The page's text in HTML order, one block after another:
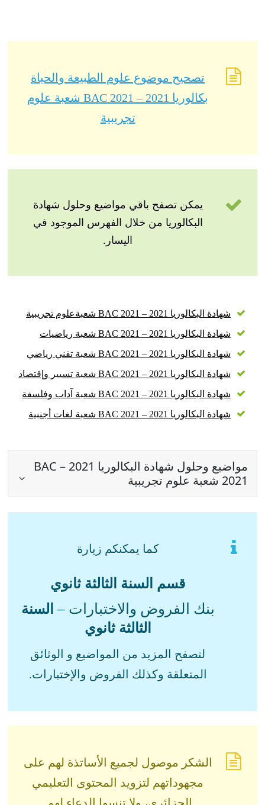
تصحيح موضوع علوم الطبيعة والحياة
بكالوريا 2021 – BAC 2021 شعبة علوم
تجريبية
يمكن تصفح باقي مواضيع وحلول شهادة
البكالوريا من خلال الفهرس الموجود في
اليسار.
شهادة البكالوريا 2021 – BAC 2021 شعبةعلوم تجريبية
شهادة البكالوريا 2021 – BAC 2021 شعبة رياضيات
شهادة البكالوريا 2021 – BAC 2021 شعبة تقني رياضي
شهادة البكالوريا 2021 – BAC 2021 شعبة تسيير وإقتصاد
شهادة البكالوريا 2021 – BAC 2021 شعبة آداب وفلسفة
شهادة البكالوريا 2021 – BAC 2021 شعبة لغات أجنبية
مواضيع وحلول شهادة البكالوريا 2021 – BAC
2021 شعبة علوم تجريبية
كما يمكنكم زيارة
قسم السنة الثالثة ثانوي
بنك الفروض والاختبارات – السنة
الثالثة ثانوي
لتصفح المزيد من المواضيع و الوثائق
المتعلقة وكذلك الفروض والإختبارات.
الشكر موصول لجميع الأساتذة لهم على
مجهوداتهم لتزويد المحتوى التعليمي